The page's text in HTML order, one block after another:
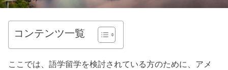
コンテンツ一覧
ここでは、語学留学を検討されている方のために、アメ